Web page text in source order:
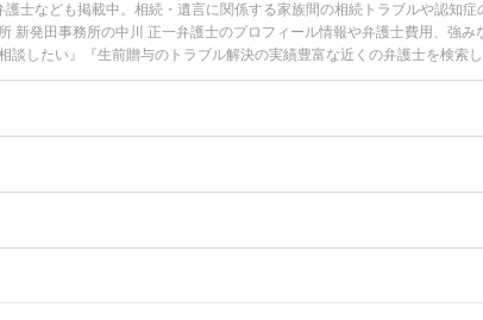
士なども掲載中。相続・遺言に関係する家族間の相続トラブルや認知症
発田事務所の中川 正一弁護士のプロフィール情報や弁護士費用、強み
したい』『生前贈与のトラブル解決の実績豊富な近くの弁護士を検索
の相談者さんにおすすめです。